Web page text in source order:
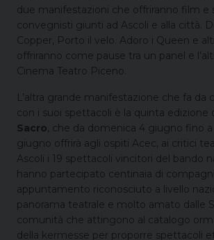
due manifestazioni che offriranno film e
convegnisti giunti ad Ascoli e alla città.
Copper, Porto il velo. Adoro i Queen e
offriranno come pause tra un panel e
Cinema Teatro Piceno.
L’altra grande manifestazione che fa da
con i suoi spettacoli è la quinta edizione
Sacro, che da domenica 4 giugno fino a
giugno offrirà agli ospiti Acec, ai critici
Ascoli i 19 spettacoli vincitori del bando
hanno partecipato centinaia di
appuntamento riconosciuto a livello
panorama teatrale e molto amato dalle
comunità che attingono al catalogo
della kermesse per proporre spettacoli